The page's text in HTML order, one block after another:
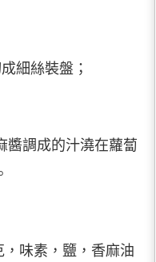
細絲裝盤；
醬調成的汁澆在蘿蔔
味素，鹽，香麻油